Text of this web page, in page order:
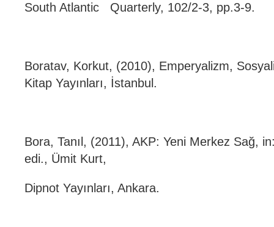
South Atlantic Quarterly, 102/2-3, pp.3-9.
Boratav, Korkut, (2010), Emperyalizm,
Kitap Yayınları, İstanbul.
Bora, Tanıl, (2011), AKP: Yeni Merkez Sağ,
edi., Ümit Kurt,
Dipnot Yayınları, Ankara.